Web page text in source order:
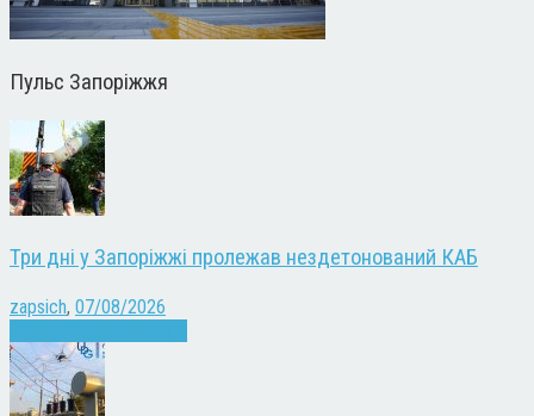
Пульс Запоріжжя
Три дні у Запоріжжі пролежав нездетонований КАБ
zapsich, 07/08/2026